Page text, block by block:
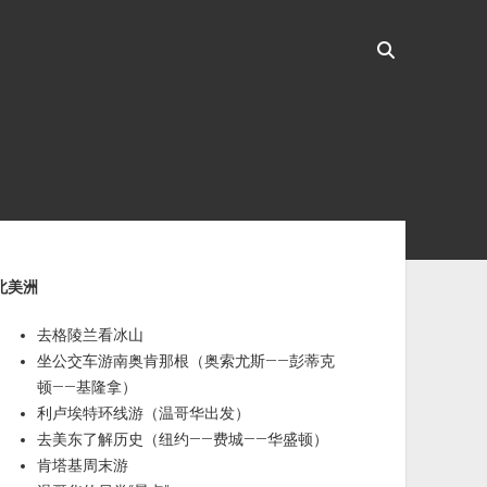
美洲
去格陵兰看冰山
坐公交车游南奥肯那根（奥索尤斯——彭蒂克
顿——基隆拿）
利卢埃特环线游（温哥华出发）
去美东了解历史（纽约——费城——华盛顿）
肯塔基周末游